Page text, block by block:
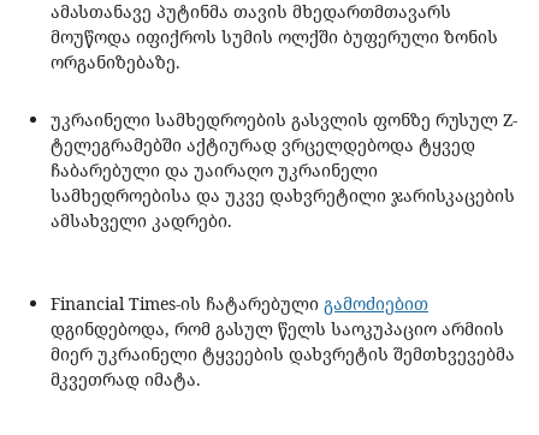
ამასთანავე პუტინმა თავის მხედართმთავარს
მოუწოდა იფიქროს სუმის ოლქში ბუფერული ზონის
ორგანიზებაზე.
უკრაინელი სამხედროების გასვლის ფონზე რუსულ Z-
ტელეგრამებში აქტიურად ვრცელდებოდა ტყვედ
ჩაბარებული და უაირაღო უკრაინელი
სამხედროებისა და უკვე დახვრეტილი ჯარისკაცების
ამსახველი კადრები.
Financial Times-ის ჩატარებული გამოძიებით
დგინდებოდა, რომ გასულ წელს საოკუპაციო არმიის
მიერ უკრაინელი ტყვეების დახვრეტის შემთხვევებმა
მკვეთრად იმატა.